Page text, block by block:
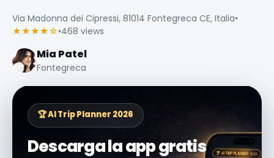
Via Madonna dei Cipressi, 81014 Fontegreca CE, Italia•
★★★★☆•468 views
Mia Patel
Fontegreca
🏆 AI Trip Planner 2026
Descarga la app gratis